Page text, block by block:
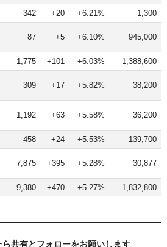
342 +20 +6.21% 1,300
87 +5 +6.10% 945,000
1,775 +101 +6.03% 1,388,600
309 +17 +5.82% 38,200
1,192 +63 +5.58% 36,200
458 +24 +5.53% 139,700
7,875 +395 +5.28% 30,877
9,380 +470 +5.27% 1,832,800
共有とフォローをお願いします